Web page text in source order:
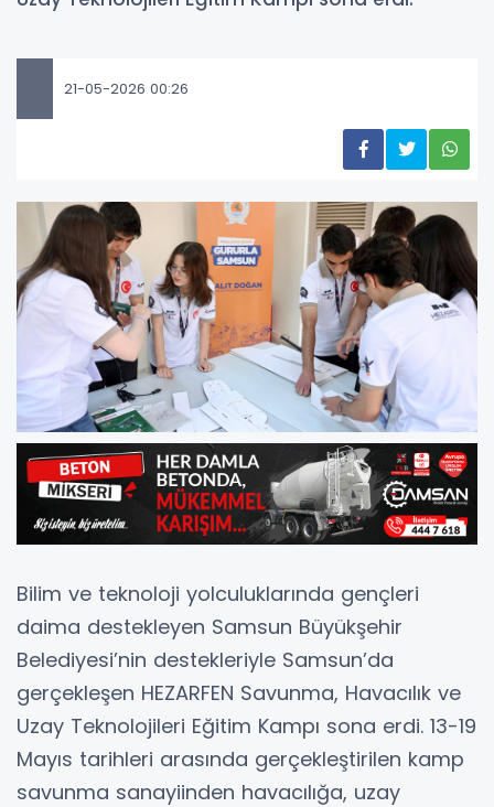
21-05-2026 00:26
Bilim ve teknoloji yolculuklarında gençleri
daima destekleyen Samsun Büyükşehir
Belediyesi’nin destekleriyle Samsun’da
gerçekleşen HEZARFEN Savunma, Havacılık ve
Uzay Teknolojileri Eğitim Kampı sona erdi. 13-19
Mayıs tarihleri arasında gerçekleştirilen kamp
savunma sanayiinden havacılığa, uzay